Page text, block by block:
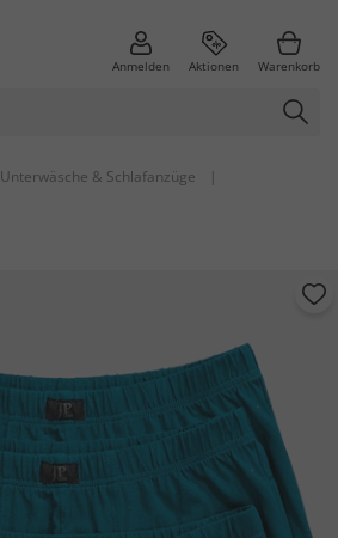
Anmelden Aktionen Warenkorb
Unterwäsche & Schlafanzüge
|